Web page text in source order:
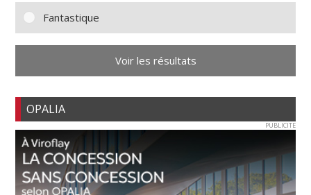
Fantastique
Voir les résultats
OPALIA
PUBLICITE